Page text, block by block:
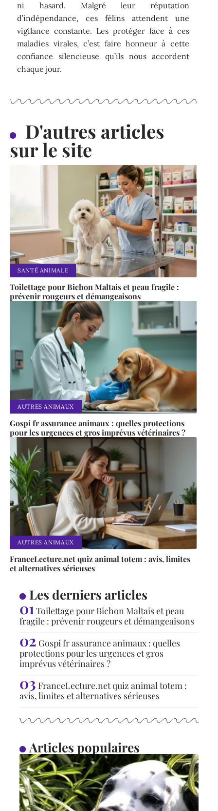
ni hasard. Malgré leur réputation
d’indépendance, ces félins attendent une
vigilance constante. Les protéger face à ces
maladies virales, c’est faire honneur à cette
confiance silencieuse qu’ils nous accordent
chaque jour.
D'autres articles
sur le site
SANTÉ ANIMALE
Toilettage pour Bichon Maltais et peau fragile :
prévenir rougeurs et démangeaisons
AUTRES ANIMAUX
Gospi fr assurance animaux : quelles protections
pour les urgences et gros imprévus vétérinaires ?
AUTRES ANIMAUX
FranceLecture.net quiz animal totem : avis, limites
et alternatives sérieuses
Les derniers articles
Toilettage pour Bichon Maltais et peau
fragile : prévenir rougeurs et démangeaisons
Gospi fr assurance animaux : quelles
protections pour les urgences et gros
imprévus vétérinaires ?
FranceLecture.net quiz animal totem :
avis, limites et alternatives sérieuses
Articles populaires